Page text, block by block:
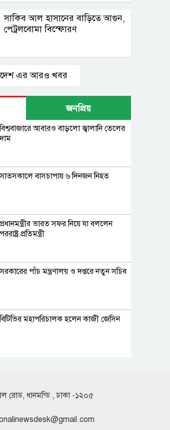
সাকিব আল হাসানের বাড়িতে আগুন,
পেট্রলবোমা বিস্ফোরণ
এর আরও খবর
জনপ্রিয়
বিশ্ববাজারে আবারও বাড়লো জ্বালানি তেলের
দাম
সাতসকালে বাসচাপায় ৬ দিনজন নিহত
প্রধানমন্ত্রীর ভারত সফর নিয়ে যা বললেন
পররাষ্ট্র প্রতিমন্ত্রী
সরকারের পাঁচ মন্ত্রণালয় ও দপ্তরে নতুন সচিব
বিটিভির মহাপরিচালক হলেন কাজী জেসিন
জুলাই গণঅভ্যুত্থানের লক্ষ্য ও উদ্দেশ্য ব্যর্থ
হতে দেওয়া হবে না: গণপূর্ত প্রতিমন্ত্রী
রোড, ধানমন্ডি , ঢাকা -১২০৫